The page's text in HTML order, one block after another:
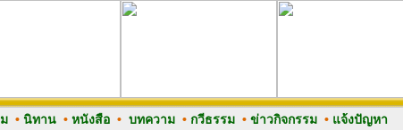
• นิทาน• หนังสือ• บทความ• กวีธรรม• ข่าวกิจกรรม• แจ้งปัญหา